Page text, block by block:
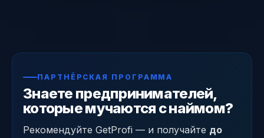
ПАРТНЁРСКАЯ ПРОГРАММА
Знаете предпринимателей,
которые мучаются с наймом?
Рекомендуйте GetProfi — и получайте до